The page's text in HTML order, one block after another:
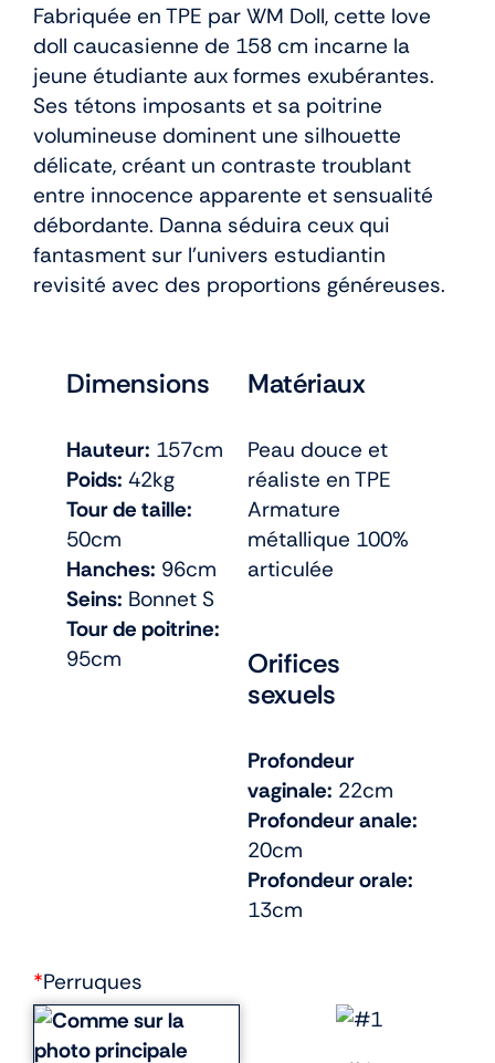
Fabriquée en TPE par WM Doll, cette love
doll caucasienne de 158 cm incarne la
jeune étudiante aux formes exubérantes.
Ses tétons imposants et sa poitrine
volumineuse dominent une silhouette
délicate, créant un contraste troublant
entre innocence apparente et sensualité
débordante. Danna séduira ceux qui
fantasment sur l’univers estudiantin
revisité avec des proportions généreuses.
Dimensions
Hauteur: 157cm
Poids: 42kg
Tour de taille:
50cm
Hanches: 96cm
Seins: Bonnet S
Tour de poitrine:
95cm
Matériaux
Peau douce et
réaliste en TPE
Armature
métallique 100%
articulée
Orifices
sexuels
Profondeur
vaginale: 22cm
Profondeur anale:
20cm
Profondeur orale:
13cm
*Perruques